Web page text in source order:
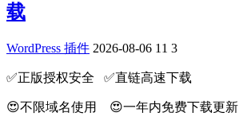
载
WordPress 插件 2026-08-06 11 3
✅️正版授权安全 ✅️直链高速下载
😍不限域名使用 😍一年内免费下载更新